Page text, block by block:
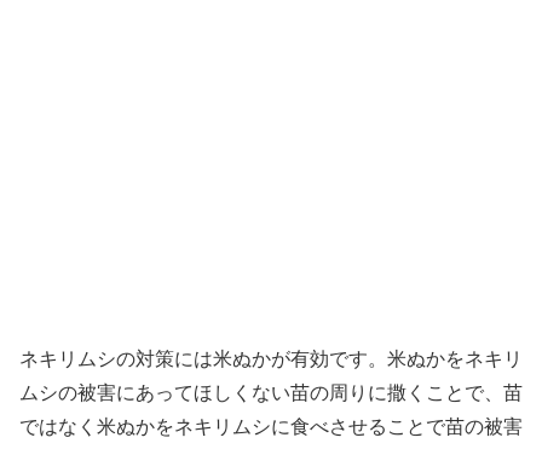
ネキリムシの対策には米ぬかが有効です。米ぬかをネキリ
ムシの被害にあってほしくない苗の周りに撒くことで、苗
ではなく米ぬかをネキリムシに食べさせることで苗の被害